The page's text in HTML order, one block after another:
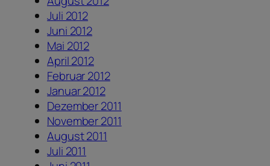
Juli 2012
Juni 2012
Mai 2012
April 2012
Februar 2012
Januar 2012
Dezember 2011
November 2011
August 2011
Juli 2011